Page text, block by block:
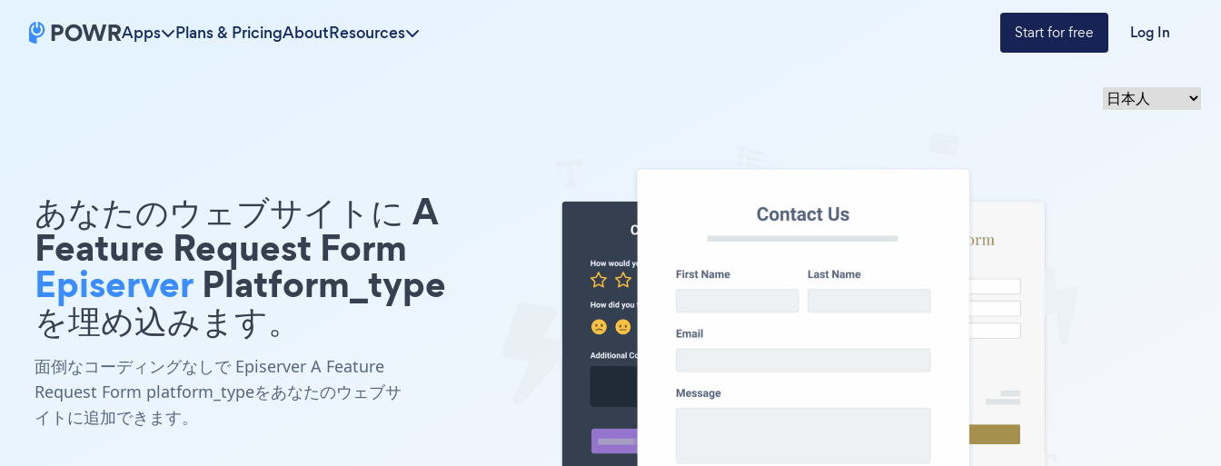
Apps Plans & PricingAboutResources Start for free Log In
あなたのウェブサイトに A
Feature Request Form
Episerver Platform_type
を埋め込みます。
面倒なコーディングなしで Episerver A Feature
Request Form platform_typeをあなたのウェブサ
イトに追加できます。